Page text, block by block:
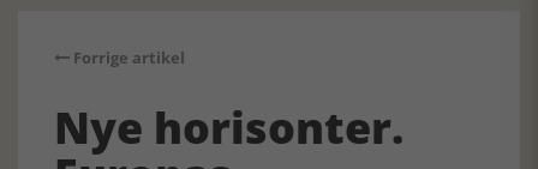
Forrige artikel
Nye horisonter.